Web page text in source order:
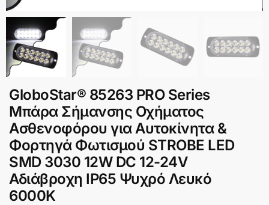
GloboStar® 85263 PRO Series
Μπάρα Σήμανσης Οχήματος
Ασθενοφόρου για Αυτοκίνητα &
Φορτηγά Φωτισμού STROBE LED
SMD 3030 12W DC 12-24V
Αδιάβροχη IP65 Ψυχρό Λευκό
6000K